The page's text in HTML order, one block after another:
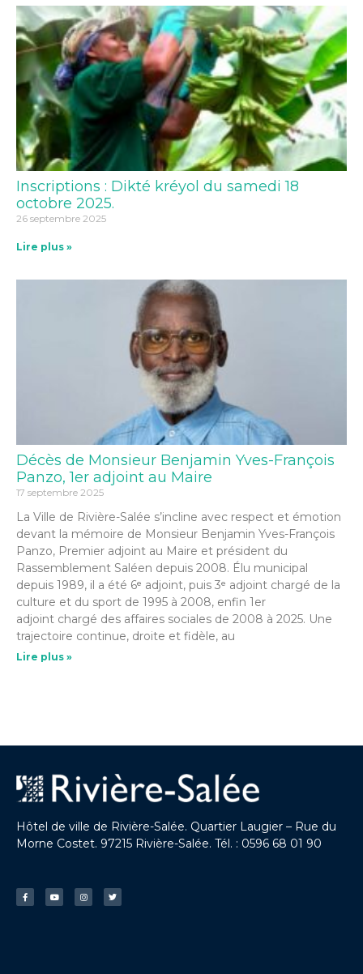
Inscriptions : Dikté kréyol du samedi 18
octobre 2025.
26 septembre 2025
Lire plus »
Décès de Monsieur Benjamin Yves-François
Panzo, 1er adjoint au Maire
17 septembre 2025
La Ville de Rivière-Salée s’incline avec respect et émotion
devant la mémoire de Monsieur Benjamin Yves-François
Panzo, Premier adjoint au Maire et président du
Rassemblement Saléen depuis 2008. Élu municipal
depuis 1989, il a été 6ᵉ adjoint, puis 3ᵉ adjoint chargé de la
culture et du sport de 1995 à 2008, enfin 1er
adjoint chargé des affaires sociales de 2008 à 2025. Une
trajectoire continue, droite et fidèle, au
Lire plus »
Hôtel de ville de Rivière-Salée. Quartier Laugier – Rue du
Morne Costet. 97215 Rivière-Salée. Tél. : 0596 68 01 90